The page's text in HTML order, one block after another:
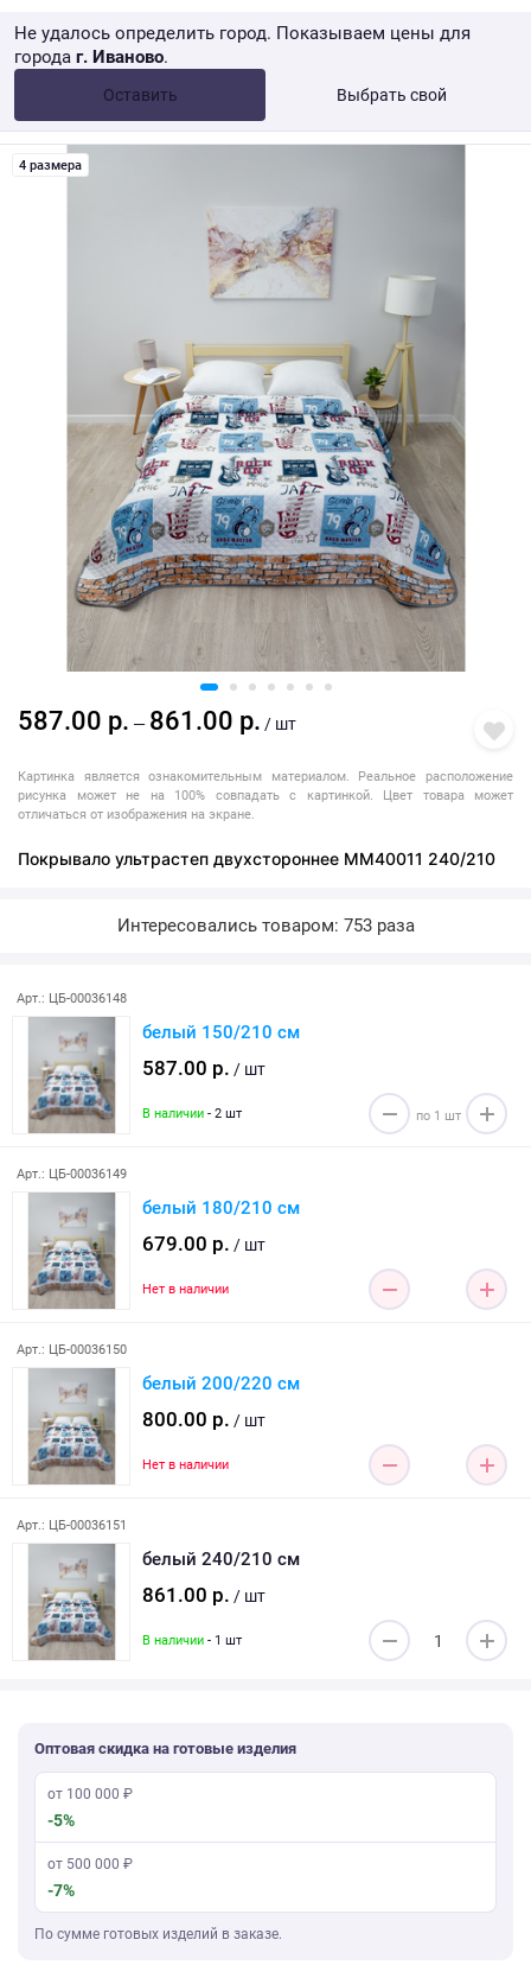
Не удалось определить город. Показываем цены для
города г. Иваново.
Оставить Выбрать свой
от 10 000 ₽ Розница → WB
4 размера
587.00 р. — 861.00 р. / шт
Картинка является ознакомительным материалом. Реальное расположение
рисунка может не на 100% совпадать с картинкой. Цвет товара может
отличаться от изображения на экране.
Покрывало ультрастеп двухстороннее MM40011 240/210
Интересовались товаром: 753 раза
Арт.: ЦБ-00036148
белый 150/210 см
587.00 р. / шт
В наличии - 2 шт
Арт.: ЦБ-00036149
белый 180/210 см
679.00 р. / шт
Нет в наличии
Арт.: ЦБ-00036150
белый 200/220 см
800.00 р. / шт
Нет в наличии
Арт.: ЦБ-00036151
белый 240/210 см
861.00 р. / шт
В наличии - 1 шт
Оптовая скидка на готовые изделия
от 100 000 ₽
-5%
от 500 000 ₽
-7%
По сумме готовых изделий в заказе.